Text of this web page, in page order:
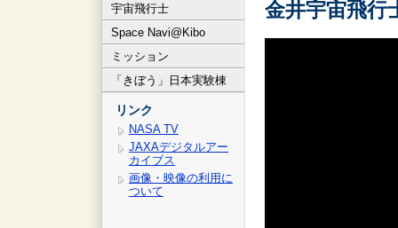
宇宙飛行士
Space Navi@Kibo
ミッション
「きぼう」日本実験棟
リンク
NASA TV
JAXAデジタルアー
カイブス
画像・映像の利用に
ついて
金井宇宙飛